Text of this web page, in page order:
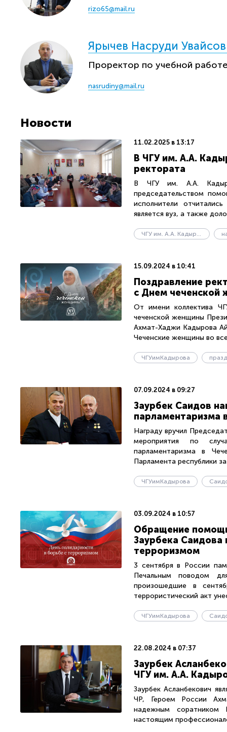
rizo65@mail.ru
Ярычев Насруди
Проректор по учебной
nasrudiny@mail.ru
Новости
11.02.2025 в 13:17
В ЧГУ им. А.А.
ректората
В ЧГУ им. А.А.
председательством
исполнители
является вуз, а также
ЧГУ им. А.А. Кадырова
15.09.2024 в 10:41
Поздравление
с Днем чеченской
От имени коллектива
чеченской женщины
Ахмат-Хаджи Кадырова
Чеченские женщины во
ЧГУимКадырова
07.09.2024 в 09:27
Заурбек Саидов
парламентаризма
Награду вручил
мероприятия по
парламентаризма в
Парламента республики
ЧГУимКадырова
03.09.2024 в 10:57
Обращение
Заурбека Саидова
терроризмом
3 сентября в России
Печальным поводом
произошедшие в
террористический акт
ЧГУимКадырова
22.08.2024 в 07:37
Заурбек
ЧГУ им. А.А.
Заурбек Асланбекович
ЧР, Героем России
надежным соратником
настоящим